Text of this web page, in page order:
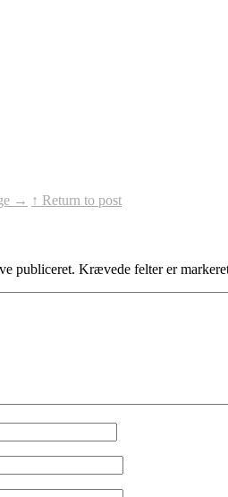
→ ↑ Return to post
publiceret. Krævede felter er